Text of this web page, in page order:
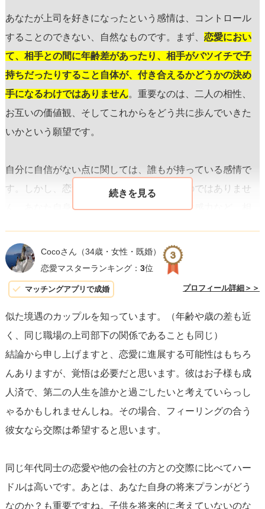
あなたが上司を好きになったという感情は、コントロール
することのできない、自然なものです。まず、 恋愛におい
て、相手との間に年齢差があったり、相手がバツイチで子
持ちだったりすること自体が、付き合えるかどうかの決め
手になるわけではありません。重要なのは、二人の相性、
お互いの価値観、そしてこれからをどう共に歩んでいきた
いかという願望です。
自分に自信がない点に関しては、誰もが持っている感情で
す。しかし、恋愛は外見だけで成り立つものではありませ
ん。あなた自身の内面、優しさ、理解力、共感力など、相
とが重要です。不安に感じることは自然ですが、それが理
由で諦める必要はありません。
と部下という関係は、 プライベートでの関係が職場に影響
を及ぼす可能性がある ためです。その点をよく考え、リス
クを理解した上で、前に進むか決める必要があります。ま
た、彼が子持ちであることも、将来的に彼との関係にどの
ように影響を与えるか考慮するポイントです。
心に蓋をしてしまう前に 、彼と話し合う機会を持つことを
直に話し、彼の考えも聞いてみることが大切です。逆に、
それが難しいと感じるなら、その時点で自分にとっての答
Cocoさん （34歳・女性・既婚）
恋愛マスターランキング： 3位
マッチングアプリで成婚 プロフィール詳細＞＞
似た境遇のカップルを知っています。（年齢や歳の差も近
く、同じ職場の上司部下の関係であることも同じ）
結論から申し上げますと、恋愛に進展する可能性はもちろ
んありますが、覚悟は必要だと思います。彼はお子様も成
人済で、第二の人生を誰かと過ごしたいと考えていらっし
ゃるかもしれませんしね。その場合、フィーリングの合う
彼女なら交際は希望すると思います。
同じ年代同士の恋愛や他の会社の方との交際に比べてハー
ドルは高いです。あとは、あなた自身の将来プランがどう
なのか？も重要ですね。子供を将来的に考えていないのな